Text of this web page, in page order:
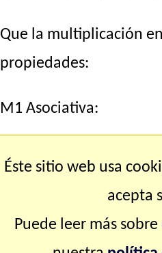
Que la multiplicación
propiedades:
M1 Asociativa:
[(a, b)]·{[(c, d)]·[(e, f)]}
Éste sitio web usa
acepta
Puede leer más